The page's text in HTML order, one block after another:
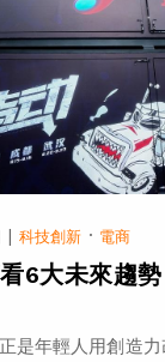
| 科技創新 · 電商
6大未來趨
是年輕人用創造力